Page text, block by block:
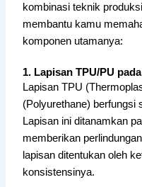
kombinasi teknik
membantu kamu
komponen utamanya:
1. Lapisan TPU/PU
Lapisan TPU
(Polyurethane) berfungsi
Lapisan ini ditanamkan
memberikan
lapisan ditentukan oleh
konsistensinya.